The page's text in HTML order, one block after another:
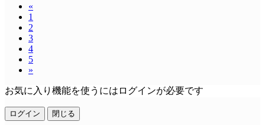
«
の
20
件
1
2
3
4
5
»
20
件
お気に入り機能を使うにはログインが必要です
ログイン 閉じる